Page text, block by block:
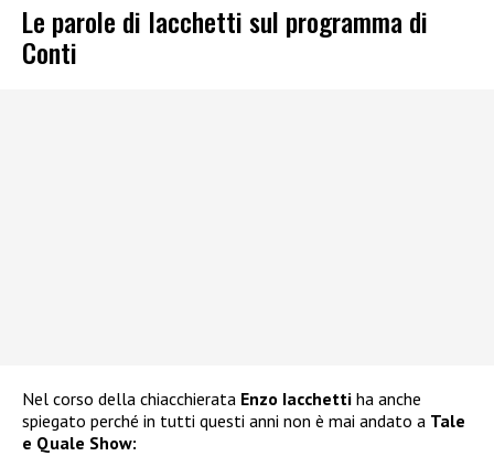
Le parole di Iacchetti sul programma di
Conti
Nel corso della chiacchierata Enzo Iacchetti ha anche
spiegato perché in tutti questi anni non è mai andato a Tale
e Quale Show: